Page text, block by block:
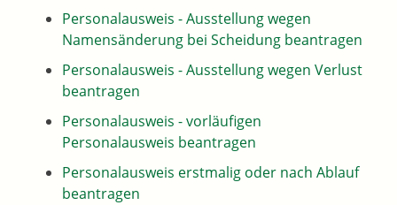
Personalausweis - Ausstellung wegen
Namensänderung bei Scheidung beantragen
Personalausweis - Ausstellung wegen Verlust
beantragen
Personalausweis - vorläufigen
Personalausweis beantragen
Personalausweis erstmalig oder nach Ablauf
beantragen